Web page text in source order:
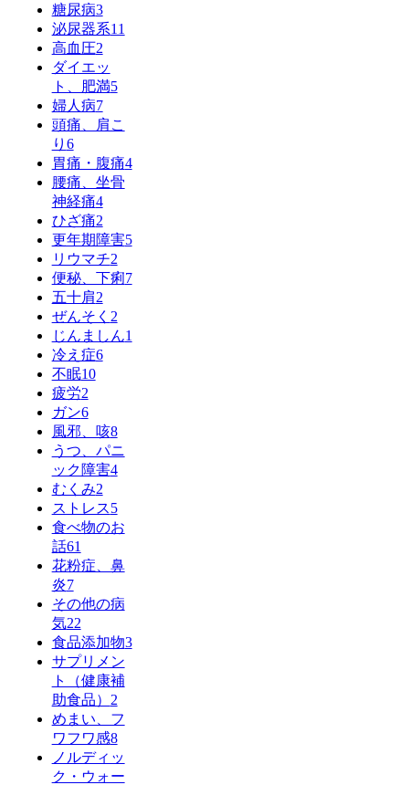
糖尿病3
泌尿器系11
高血圧2
ダイエッ
ト、肥満5
婦人病7
頭痛、肩こ
り 6
胃痛・腹痛4
腰痛、坐骨
神経痛4
ひざ痛2
更年期障害5
リウマチ2
便秘、下痢7
五十肩2
ぜんそく 2
じんましん1
冷え症6
不眠10
疲労2
ガン6
風邪、咳8
うつ、パニ
ック障害4
むくみ2
ストレス5
食べ物のお
話61
花粉症、鼻
炎7
その他の病
気22
食品添加物3
サプリメン
ト（健康補
助食品） 2
めまい、フ
ワフワ感8
ノルディッ
ク・ウォー